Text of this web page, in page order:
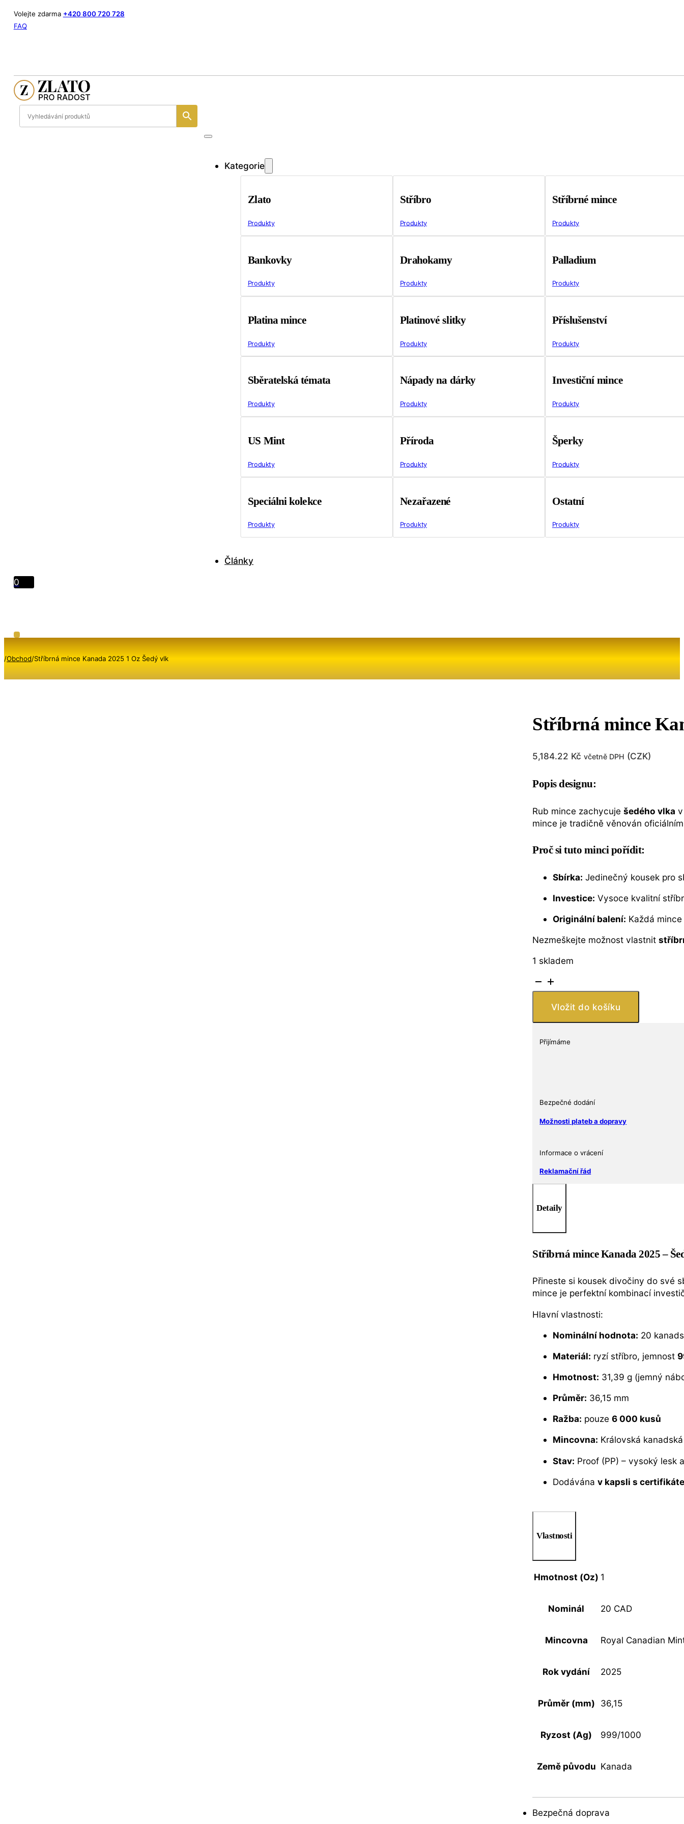
Volejte zdarma +420 800 720 728
FAQ
Kategorie
Zlato
Produkty
Stříbro
Produkty
Stříbrné mince
Produkty
Bankovky
Produkty
Drahokamy
Produkty
Palladium
Produkty
Platina mince
Produkty
Platinové slitky
Produkty
Příslušenství
Produkty
Sběratelská témata
Produkty
Nápady na dárky
Produkty
Investiční mince
Produkty
US Mint
Produkty
Příroda
Produkty
Šperky
Produkty
Speciálni kolekce
Produkty
Nezařazené
Produkty
Ostatní
Produkty
Články
0
/Obchod/Stříbrná mince Kanada 2025 1 Oz Šedý vlk
Stříbrná mince
5,184.22 Kč včetně DPH (CZK)
Popis designu:
Rub mince zachycuješedého vlka
mince je tradičně věnován
Proč si tuto minci pořídit:
Sbírka: Jedinečný kousek pro
Investice: Vysoce kvalitní
Originální balení: Každá
Nezmeškejte možnost vlastnit
1 skladem
Stříbrná
mince
Kanada
Oz
Vložit do košíku
Přijímáme
Bezpečné dodání
Možnosti plateb a dopravy
Informace o vrácení
Reklamační řád
Detaily
Stříbrná mince Kanada 2025 –
Přineste si kousek divočiny do své
mince je perfektní kombinací
Hlavní vlastnosti:
Nominální hodnota: 20
Materiál: ryzí stříbro, jemnost
Hmotnost: 31,39 g (jemný
Průměr: 36,15 mm
Ražba: pouze6 000 kusů
Mincovna: Královská
Stav: Proof (PP) – vysoký lesk
Dodávánav kapsli s
Vlastnosti
Hmotnost (Oz) 1
Nominál 20 CAD
Mincovna Royal Canadian
Rok vydání 2025
Průměr (mm) 36,15
Ryzost (Ag) 999/1000
Země původu Kanada
Bezpečná doprava